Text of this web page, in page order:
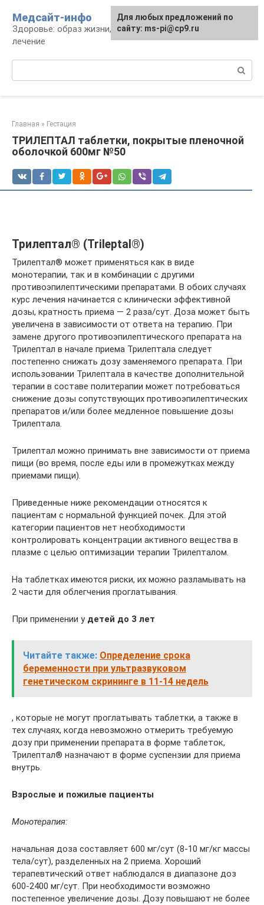
контенту
Медсайт-инфо
Здоровье: образ жизни, профилактика и
лечение
Главная » Гестация
ТРИЛЕПТАЛ таблетки, покрытые пленочной
оболочкой 600мг №50
Трилептал® (Trileptal®)
Трилептал® может применяться как в виде
монотерапии, так и в комбинации с другими
противоэпилептическими препаратами. В обоих случаях
курс лечения начинается с клинически эффективной
дозы, кратность приема — 2 раза/сут. Доза может быть
увеличена в зависимости от ответа на терапию. При
замене другого противоэпилептического препарата на
Трилептал в начале приема Трилептала следует
постепенно снижать дозу заменяемого препарата. При
использовании Трилептала в качестве дополнительной
терапии в составе политерапии может потребоваться
снижение дозы сопутствующих противоэпилептических
препаратов и/или более медленное повышение дозы
Трилептала.
Трилептал можно принимать вне зависимости от приема
пищи (во время, после еды или в промежутках между
приемами пищи).
Приведенные ниже рекомендации относятся к
пациентам с нормальной функцией почек. Для этой
категории пациентов нет необходимости
контролировать концентрации активного вещества в
плазме с целью оптимизации терапии Трилепталом.
На таблетках имеются риски, их можно разламывать на
2 части для облегчения проглатывания.
При применении у детей до 3 лет
Читайте также: Определение срока
беременности при ультразвуковом
генетическом скрининге в 11-14 недель
, которые не могут проглатывать таблетки, а также в
тех случаях, когда невозможно отмерить требуемую
дозу при применении препарата в форме таблеток,
Трилептал® назначают в форме суспензии для приема
внутрь.
Взрослые и пожилые пациенты
Монотерапия:
начальная доза составляет 600 мг/сут (8-10 мг/кг массы
тела/сут), разделенных на 2 приема. Хороший
терапевтический ответ наблюдался в диапазоне доз
600-2400 мг/сут. При необходимости возможно
постепенное увеличение дозы. Дозу повышают не более
Для любых предложений по
сайту: ms-pi@cp9.ru